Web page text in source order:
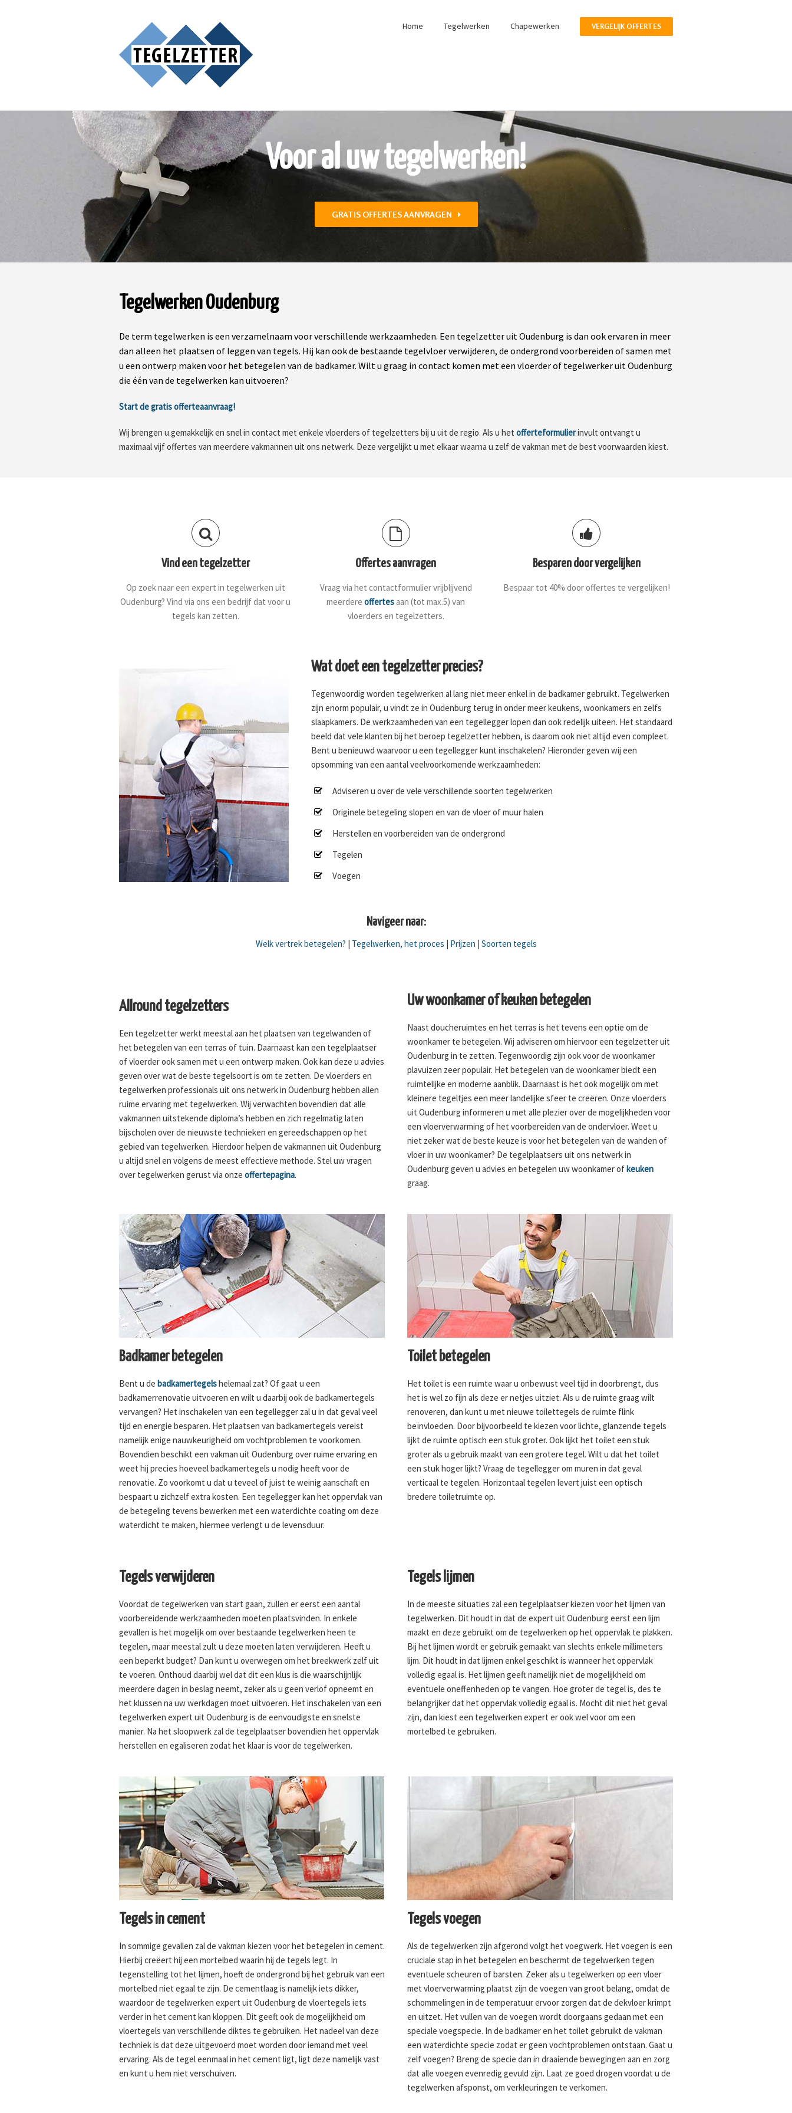
Home Tegelwerken Chapewerken VERGELIJK OFFERTES
Voor al uw tegelwerken!
GRATIS OFFERTES AANVRAGEN
Tegelwerken Oudenburg
De term tegelwerken is een verzamelnaam voor verschillende werkzaamheden. Een tegelzetter uit Oudenburg is dan ook ervaren in meer
dan alleen het plaatsen of leggen van tegels. Hij kan ook de bestaande tegelvloer verwijderen, de ondergrond voorbereiden of samen met
u een ontwerp maken voor het betegelen van de badkamer. Wilt u graag in contact komen met een vloerder of tegelwerker uit Oudenburg
die één van de tegelwerken kan uitvoeren?
Start de gratis offerteaanvraag!
Wij brengen u gemakkelijk en snel in contact met enkele vloerders of tegelzetters bij u uit de regio. Als u het offerteformulierinvult ontvangt u
maximaal vijf offertes van meerdere vakmannen uit ons netwerk. Deze vergelijkt u met elkaar waarna u zelf de vakman met de best voorwaarden kiest.
Vind een tegelzetter
Op zoek naar een expert in tegelwerken uit
Oudenburg? Vind via ons een bedrijf dat voor u
tegels kan zetten.
Offertes aanvragen
Vraag via het contactformulier vrijblijvend
meerdereoffertes aan (tot max.5) van
vloerders en tegelzetters.
Besparen door vergelijken
Bespaar tot 40% door offertes te vergelijken!
Wat doet een tegelzetter precies?
Tegenwoordig worden tegelwerken al lang niet meer enkel in de badkamer gebruikt. Tegelwerken
zijn enorm populair, u vindt ze in Oudenburg terug in onder meer keukens, woonkamers en zelfs
slaapkamers. De werkzaamheden van een tegellegger lopen dan ook redelijk uiteen. Het standaard
beeld dat vele klanten bij het beroep tegelzetter hebben, is daarom ook niet altijd even compleet.
Bent u benieuwd waarvoor u een tegellegger kunt inschakelen? Hieronder geven wij een
opsomming van een aantal veelvoorkomende werkzaamheden:
Adviseren u over de vele verschillende soorten tegelwerken
Originele betegeling slopen en van de vloer of muur halen
Herstellen en voorbereiden van de ondergrond
Tegelen
Voegen
Navigeer naar:
Welk vertrek betegelen? Tegelwerken, het proces Prijzen Soorten tegels
Allround tegelzetters
Een tegelzetter werkt meestal aan het plaatsen van tegelwanden of
het betegelen van een terras of tuin. Daarnaast kan een tegelplaatser
of vloerder ook samen met u een ontwerp maken. Ook kan deze u advies
geven over wat de beste tegelsoort is om te zetten. De vloerders en
tegelwerken professionals uit ons netwerk in Oudenburg hebben allen
ruime ervaring met tegelwerken. Wij verwachten bovendien dat alle
vakmannen uitstekende diploma’s hebben en zich regelmatig laten
bijscholen over de nieuwste technieken en gereedschappen op het
gebied van tegelwerken. Hierdoor helpen de vakmannen uit Oudenburg
u altijd snel en volgens de meest effectieve methode. Stel uw vragen
over tegelwerken gerust via onze offertepagina.
Uw woonkamer of keuken betegelen
Naast doucheruimtes en het terras is het tevens een optie om de
woonkamer te betegelen. Wij adviseren om hiervoor een tegelzetter uit
Oudenburg in te zetten. Tegenwoordig zijn ook voor de woonkamer
plavuizen zeer populair. Het betegelen van de woonkamer biedt een
ruimtelijke en moderne aanblik. Daarnaast is het ook mogelijk om met
kleinere tegeltjes een meer landelijke sfeer te creëren. Onze vloerders
uit Oudenburg informeren u met alle plezier over de mogelijkheden voor
een vloerverwarming of het voorbereiden van de ondervloer. Weet u
niet zeker wat de beste keuze is voor het betegelen van de wanden of
vloer in uw woonkamer? De tegelplaatsers uit ons netwerk in
Oudenburg geven u advies en betegelen uw woonkamer of keuken
graag.
Badkamer betegelen
Bent u de badkamertegelshelemaal zat? Of gaat u een
badkamerrenovatie uitvoeren en wilt u daarbij ook de badkamertegels
vervangen? Het inschakelen van een tegellegger zal u in dat geval veel
tijd en energie besparen. Het plaatsen van badkamertegels vereist
namelijk enige nauwkeurigheid om vochtproblemen te voorkomen.
Bovendien beschikt een vakman uit Oudenburg over ruime ervaring en
weet hij precies hoeveel badkamertegels u nodig heeft voor de
renovatie. Zo voorkomt u dat u teveel of juist te weinig aanschaft en
bespaart u zichzelf extra kosten. Een tegellegger kan het oppervlak van
de betegeling tevens bewerken met een waterdichte coating om deze
waterdicht te maken, hiermee verlengt u de levensduur.
Toilet betegelen
Het toilet is een ruimte waar u onbewust veel tijd in doorbrengt, dus
het is wel zo fijn als deze er netjes uitziet. Als u de ruimte graag wilt
renoveren, dan kunt u met nieuwe toilettegels de ruimte flink
beïnvloeden. Door bijvoorbeeld te kiezen voor lichte, glanzende tegels
lijkt de ruimte optisch een stuk groter. Ook lijkt het toilet een stuk
groter als u gebruik maakt van een grotere tegel. Wilt u dat het toilet
een stuk hoger lijkt? Vraag de tegellegger om muren in dat geval
verticaal te tegelen. Horizontaal tegelen levert juist een optisch
bredere toiletruimte op.
Tegels verwijderen
Voordat de tegelwerken van start gaan, zullen er eerst een aantal
voorbereidende werkzaamheden moeten plaatsvinden. In enkele
gevallen is het mogelijk om over bestaande tegelwerken heen te
tegelen, maar meestal zult u deze moeten laten verwijderen. Heeft u
een beperkt budget? Dan kunt u overwegen om het breekwerk zelf uit
te voeren. Onthoud daarbij wel dat dit een klus is die waarschijnlijk
meerdere dagen in beslag neemt, zeker als u geen verlof opneemt en
het klussen na uw werkdagen moet uitvoeren. Het inschakelen van een
tegelwerken expert uit Oudenburg is de eenvoudigste en snelste
manier. Na het sloopwerk zal de tegelplaatser bovendien het oppervlak
herstellen en egaliseren zodat het klaar is voor de tegelwerken.
Tegels lijmen
In de meeste situaties zal een tegelplaatser kiezen voor het lijmen van
tegelwerken. Dit houdt in dat de expert uit Oudenburg eerst een lijm
maakt en deze gebruikt om de tegelwerken op het oppervlak te plakken.
Bij het lijmen wordt er gebruik gemaakt van slechts enkele millimeters
lijm. Dit houdt in dat lijmen enkel geschikt is wanneer het oppervlak
volledig egaal is. Het lijmen geeft namelijk niet de mogelijkheid om
eventuele oneffenheden op te vangen. Hoe groter de tegel is, des te
belangrijker dat het oppervlak volledig egaal is. Mocht dit niet het geval
zijn, dan kiest een tegelwerken expert er ook wel voor om een
mortelbed te gebruiken.
Tegels in cement
In sommige gevallen zal de vakman kiezen voor het betegelen in cement.
Hierbij creëert hij een mortelbed waarin hij de tegels legt. In
tegenstelling tot het lijmen, hoeft de ondergrond bij het gebruik van een
mortelbed niet egaal te zijn. De cementlaag is namelijk iets dikker,
waardoor de tegelwerken expert uit Oudenburg de vloertegels iets
verder in het cement kan kloppen. Dit geeft ook de mogelijkheid om
vloertegels van verschillende diktes te gebruiken. Het nadeel van deze
techniek is dat deze uitgevoerd moet worden door iemand met veel
ervaring. Als de tegel eenmaal in het cement ligt, ligt deze namelijk vast
en kunt u hem niet verschuiven.
Tegels voegen
Als de tegelwerken zijn afgerond volgt het voegwerk. Het voegen is een
cruciale stap in het betegelen en beschermt de tegelwerken tegen
eventuele scheuren of barsten. Zeker als u tegelwerken op een vloer
met vloerverwarming plaatst zijn de voegen van groot belang, omdat de
schommelingen in de temperatuur ervoor zorgen dat de dekvloer krimpt
en uitzet. Het vullen van de voegen wordt doorgaans gedaan met een
speciale voegspecie. In de badkamer en het toilet gebruikt de vakman
een waterdichte specie zodat er geen vochtproblemen ontstaan. Gaat u
zelf voegen? Breng de specie dan in draaiende bewegingen aan en zorg
dat alle voegen evenredig gevuld zijn. Laat ze goed drogen voordat u de
tegelwerken afsponst, om verkleuringen te verkomen.